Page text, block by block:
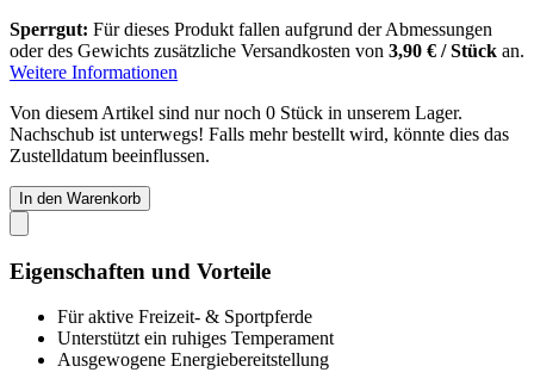
Sperrgut: Für dieses Produkt fallen aufgrund der Abmessungen
oder des Gewichts zusätzliche Versandkosten von 3,90 € / Stück an.
Weitere Informationen
Von diesem Artikel sind nur noch 0 Stück in unserem Lager.
Nachschub ist unterwegs! Falls mehr bestellt wird, könnte dies das
Zustelldatum beeinflussen.
In den Warenkorb
Eigenschaften und Vorteile
Für aktive Freizeit- & Sportpferde
Unterstützt ein ruhiges Temperament
Ausgewogene Energiebereitstellung